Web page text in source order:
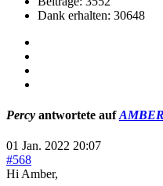
Dank erhalten: 30648
Percy antwortete auf
01 Jan. 2022 20:07
#568
Hi Amber,